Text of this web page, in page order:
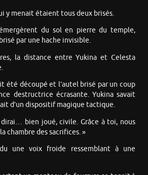
y menait étaient tous deux brisés.
émergèrent du sol en pierre du temple,
par une hache invisible.
la distance entre Yukina et Celesta
été découpé et l’autel brisé par un coup
destructrice écrasante. Yukina savait
d’un dispositif magique tactique.
bien joué, civile. Grâce à toi, nous
chambre des sacrifices. »
une voix froide ressemblant à une